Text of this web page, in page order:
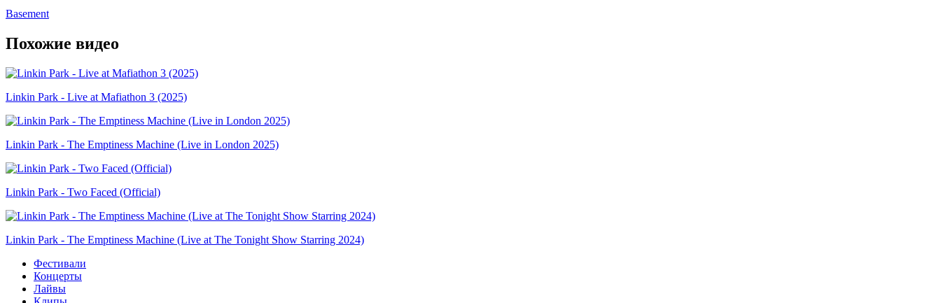
Basement
Похожие видео
Linkin Park - Live at Mafiathon 3 (2025)
Linkin Park - The Emptiness Machine (Live in London 2025)
Linkin Park - Two Faced (Official)
Linkin Park - The Emptiness Machine (Live at The Tonight Show Starring 2024)
Фестивали
Концерты
Лайвы